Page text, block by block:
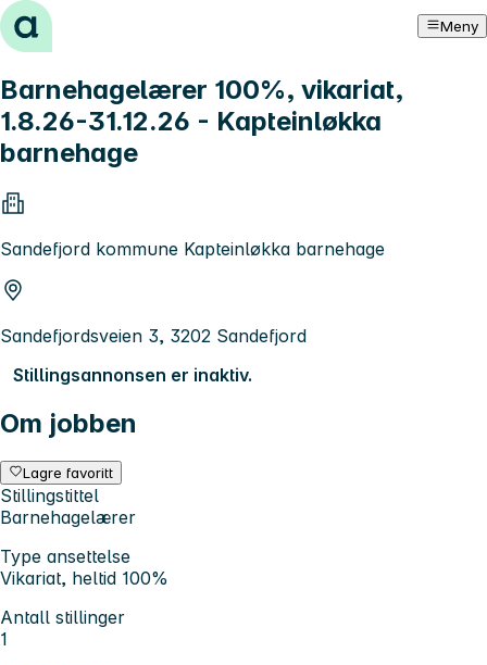
Hopp til innhold Meny
Barnehagelærer 100%, vikariat,
1.8.26-31.12.26 - Kapteinløkka
barnehage
Sandefjord kommune Kapteinløkka barnehage
Sandefjordsveien 3, 3202 Sandefjord
Stillingsannonsen er inaktiv.
Om jobben
Lagre favoritt
Stillingstittel
Barnehagelærer
Type ansettelse
Vikariat, heltid 100%
Antall stillinger
1